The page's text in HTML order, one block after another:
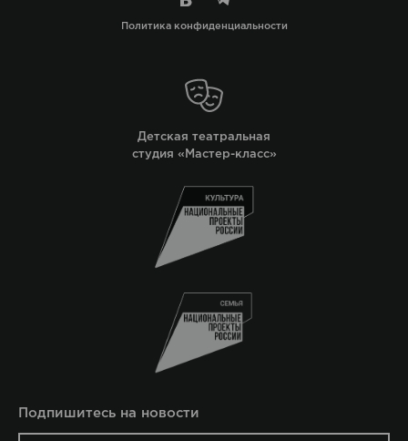
Политика конфиденциальности
Детская театральная
студия «Мастер-класс»
Подпишитесь на новости